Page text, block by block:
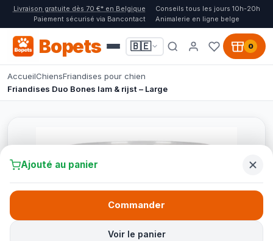
Livraison gratuite dès 70 €* en Belgique
Conseils tous les jours 10h-20h
Paiement sécurisé via Bancontact
Animalerie en ligne belge
Bopets 🇧🇪 0
AccueilChiensFriandises pour chien
Friandises Duo Bones lam & rijst – Large
Ajouté au panier
Voir le panier
Commander